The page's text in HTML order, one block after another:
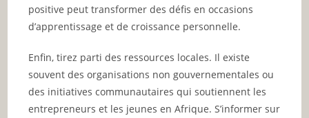
positive peut transformer des défis en occasions
d’apprentissage et de croissance personnelle.
Enfin, tirez parti des ressources locales. Il existe
souvent des organisations non gouvernementales ou
des initiatives communautaires qui soutiennent les
entrepreneurs et les jeunes en Afrique. S’informer sur